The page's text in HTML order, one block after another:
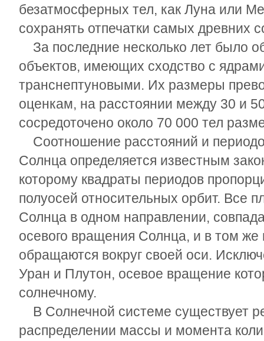
безатмосферных тел, как Луна или
сохранять отпечатки самых древних
За последние несколько лет было
объектов, имеющих сходство с
транснептуновыми. Их размеры
оценкам, на расстоянии между 30 и
сосредоточено около 70 000 тел
Соотношение расстояний и
Солнца определяется известным
которому квадраты периодов
полуосей относительных орбит. Все
Солнца в одном направлении,
осевого вращения Солнца, и в том же
обращаются вокруг своей оси.
Уран и Плутон, осевое вращение
солнечному.
В Солнечной системе существует
распределении массы и момента